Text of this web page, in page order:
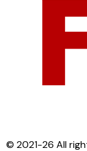
© 2021-26 All